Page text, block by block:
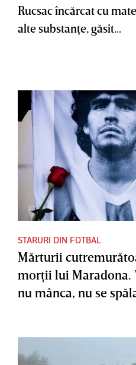
Rucsac încărcat cu
alte substanţe, găsit...
STARURI DIN FOTBAL
Mărturii
morţii lui Maradona.
nu mânca, nu se